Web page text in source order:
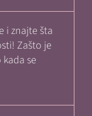
i znajte šta
Zašto je
se